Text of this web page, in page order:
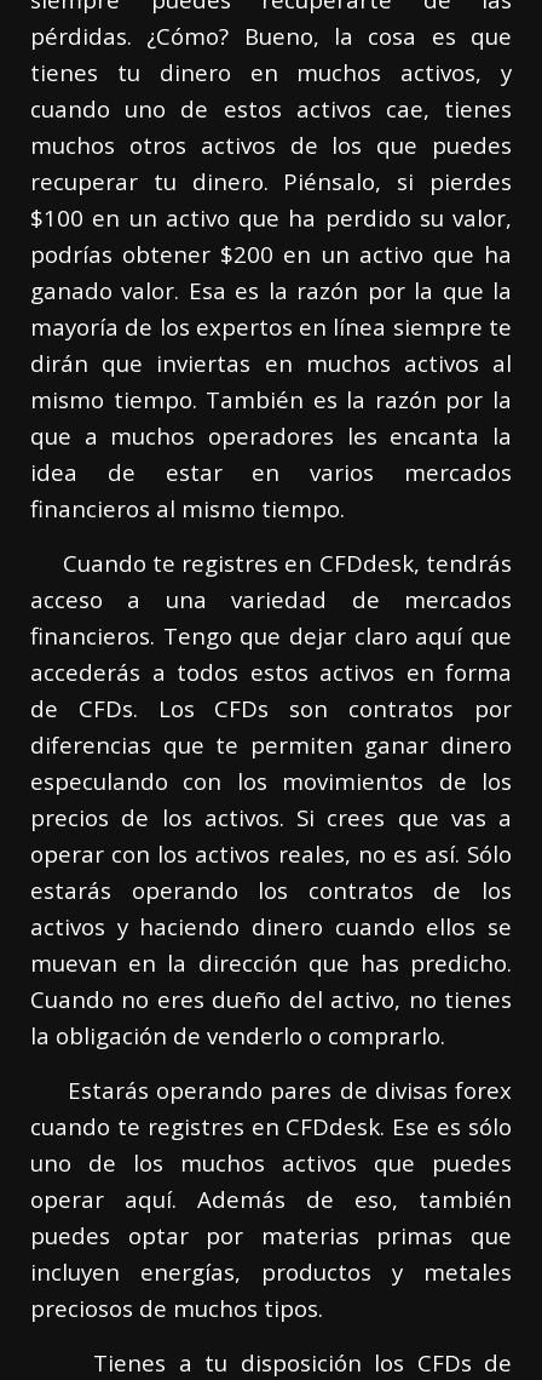
pérdidas. ¿Cómo? Bueno, la cosa es que
tienes tu dinero en muchos activos, y
cuando uno de estos activos cae, tienes
muchos otros activos de los que puedes
recuperar tu dinero. Piénsalo, si pierdes
$100 en un activo que ha perdido su valor,
podrías obtener $200 en un activo que ha
ganado valor. Esa es la razón por la que la
mayoría de los expertos en línea siempre te
dirán que inviertas en muchos activos al
mismo tiempo. También es la razón por la
que a muchos operadores les encanta la
idea de estar en varios mercados
financieros al mismo tiempo.
Cuando te registres en CFDdesk, tendrás
acceso a una variedad de mercados
financieros. Tengo que dejar claro aquí que
accederás a todos estos activos en forma
de CFDs. Los CFDs son contratos por
diferencias que te permiten ganar dinero
especulando con los movimientos de los
precios de los activos. Si crees que vas a
operar con los activos reales, no es así. Sólo
estarás operando los contratos de los
activos y haciendo dinero cuando ellos se
muevan en la dirección que has predicho.
Cuando no eres dueño del activo, no tienes
la obligación de venderlo o comprarlo.
Estarás operando pares de divisas forex
cuando te registres en CFDdesk. Ese es sólo
uno de los muchos activos que puedes
operar aquí. Además de eso, también
puedes optar por materias primas que
incluyen energías, productos y metales
preciosos de muchos tipos.
Tienes a tu disposición los CFDs de